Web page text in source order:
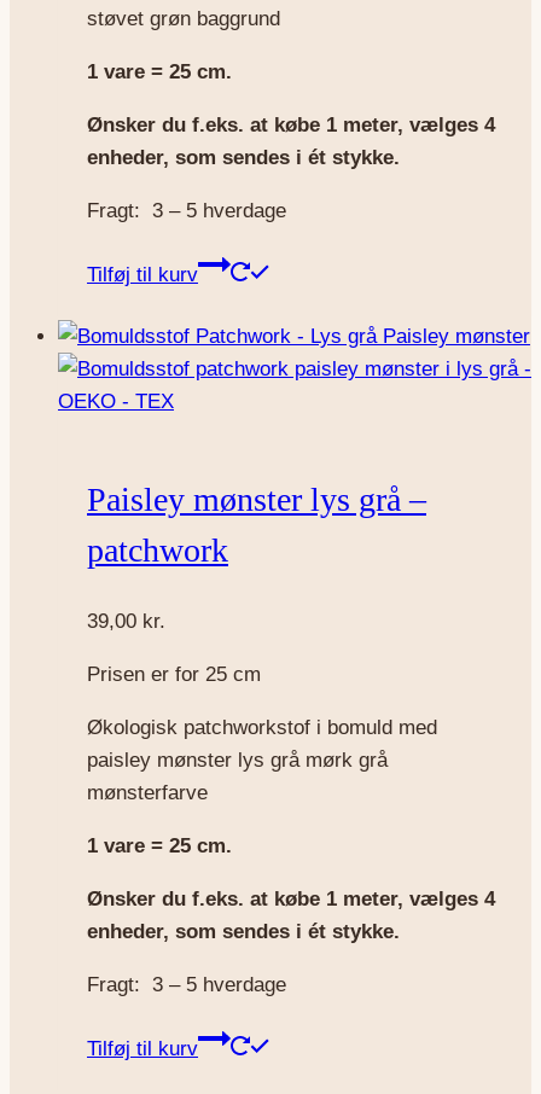
støvet grøn baggrund
1 vare = 25 cm.
Ønsker du f.eks. at købe 1 meter, vælges 4
enheder, som sendes i ét stykke.
Fragt: 3 – 5 hverdage
Tilføj til kurv
Paisley mønster lys grå –
patchwork
39,00 kr.
Prisen er for 25 cm
Økologisk patchworkstof i bomuld med
paisley mønster lys grå mørk grå
mønsterfarve
1 vare = 25 cm.
Ønsker du f.eks. at købe 1 meter, vælges 4
enheder, som sendes i ét stykke.
Fragt: 3 – 5 hverdage
Tilføj til kurv